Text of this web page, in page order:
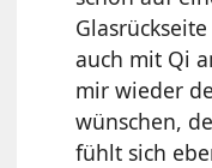
auch mit Qi
mir wieder
wünschen,
fühlt sich